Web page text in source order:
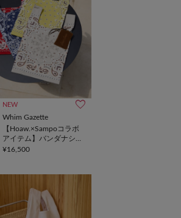
NEW
Whim Gazette
【Hoaw.×Sampoコラボ
アイテム】バンダナショ
ッパー
¥16,500